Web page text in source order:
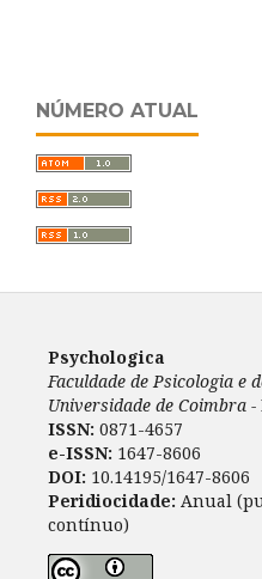
NÚMERO ATUAL
Psychologica
Faculdade de Psicologia e
Universidade de Coimbra -
ISSN: 0871-4657
e-ISSN: 1647-8606
DOI: 10.14195/1647-8606
Peridiocidade: Anual
contínuo)